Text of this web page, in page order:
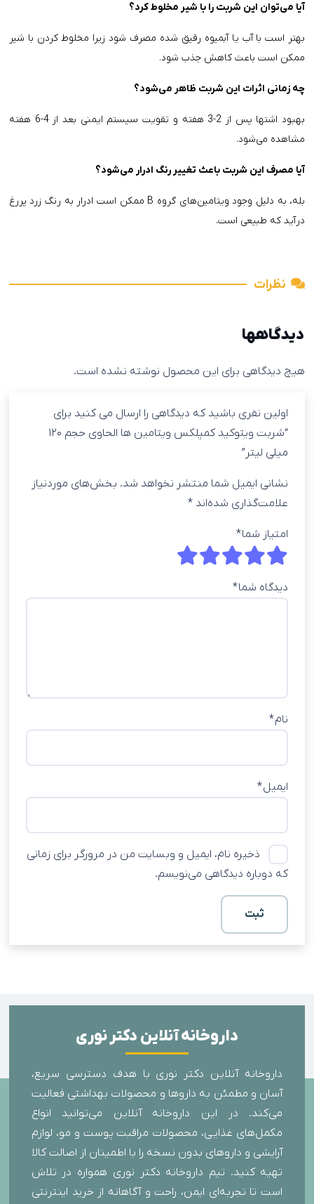
آیا می‌توان این شربت را با شیر مخلوط کرد؟
بهتر است با آب یا آبمیوه رقیق شده مصرف شود زیرا مخلوط کردن با شیر
ممکن است باعث کاهش جذب شود.
چه زمانی اثرات این شربت ظاهر می‌شود؟
بهبود اشتها پس از 2-3 هفته و تقویت سیستم ایمنی بعد از 4-6 هفته
مشاهده می‌شود.
آیا مصرف این شربت باعث تغییر رنگ ادرار می‌شود؟
بله، به دلیل وجود ویتامین‌های گروه B ممکن است ادرار به رنگ زرد پررغ
درآید که طبیعی است.
نظرات
دیدگاهها
هیچ دیدگاهی برای این محصول نوشته نشده است.
اولین نفری باشید که دیدگاهی را ارسال می کنید برای
“شربت ویتوکید کمپلکس ویتامین ها الحاوی حجم ۱۲۰
میلی لیتر”
نشانی ایمیل شما منتشر نخواهد شد. بخش‌های موردنیاز
علامت‌گذاری شده‌اند *
امتیاز شما*
دیدگاه شما*
نام*
ایمیل*
ذخیره نام، ایمیل و وبسایت من در مرورگر برای زمانی
که دوباره دیدگاهی می‌نویسم.
داروخانه آنلاین دکتر نوری
داروخانه آنلاین دکتر نوری با هدف دسترسی سریع،
آسان و مطمئن به داروها و محصولات بهداشتی فعالیت
می‌کند. در این داروخانه آنلاین می‌توانید انواع
مکمل‌های غذایی، محصولات مراقبت پوست و مو، لوازم
آرایشی و داروهای بدون نسخه را با اطمینان از اصالت کالا
تهیه کنید. تیم داروخانه دکتر نوری همواره در تلاش
است تا تجربه‌ای ایمن، راحت و آگاهانه از خرید اینترنتی